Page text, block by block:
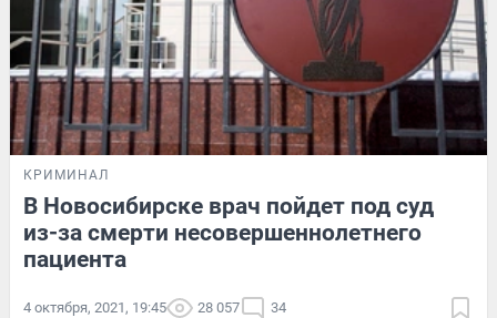
КРИМИНАЛ
В Новосибирске врач пойдет под суд
из-за смерти несовершеннолетнего
пациента
4 октября, 2021, 19:45 28 057 34